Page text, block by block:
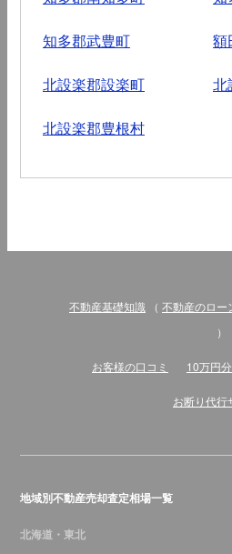
知多郡武豊町 額
北設楽郡設楽町 北
北設楽郡豊根村
不動産基礎知識 （ 不動産のロー
）
お客様の口コミ 10万円
お断り代行
地域別不動産売却査定相場一覧
北海道・東北